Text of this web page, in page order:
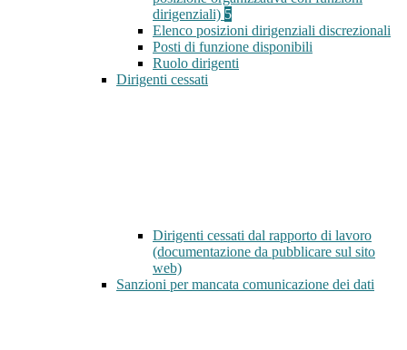
dirigenziali) 5
Elenco posizioni dirigenziali discrezionali
Posti di funzione disponibili
Ruolo dirigenti
Dirigenti cessati
Dirigenti cessati dal rapporto di lavoro
(documentazione da pubblicare sul sito
web)
Sanzioni per mancata comunicazione dei dati